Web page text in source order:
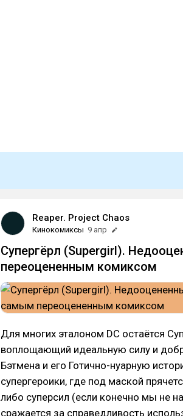
Reaper. Project Chaos
Кинокомиксы 9 апр
Супергёрл (Supergirl).
переоцененным комиксом
Для многих эталоном DC остаётся
воплощающий идеальную силу и
Бэтмена и его Готично-нуарную
супергероики, где под маской
либо суперсил (если конечно мы не
сражается за справедливость